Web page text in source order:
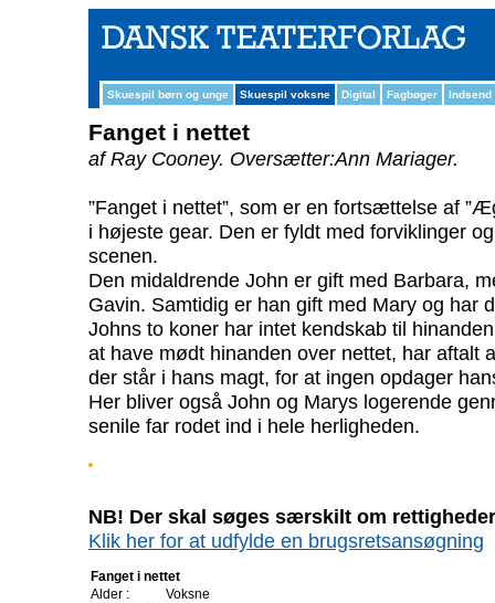
Skuespil børn og unge Skuespil voksne Digital Fagbøger Indsend
Fanget i nettet
af Ray Cooney. Oversætter:Ann Mariager.
”Fanget i nettet”, som er en fortsættelse af
i højeste gear. Den er fyldt med forviklinger
scenen.
Den midaldrende John er gift med Barbara,
Gavin. Samtidig er han gift med Mary og har
Johns to koner har intet kendskab til
at have mødt hinanden over nettet, har aftalt
der står i hans magt, for at ingen opdager
Her bliver også John og Marys logerende
senile far rodet ind i hele herligheden.
NB! Der skal søges særskilt om
Klik her for at udfylde en brugsretsansøgning
Fanget i nettet
Alder :
Voksne